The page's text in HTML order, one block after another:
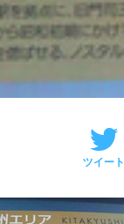
ツイート